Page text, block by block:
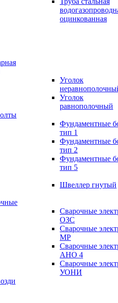
оцинкованная
Уголок
Уголок
равнополочный
Фундаментные
тип 1
Фундаментные
тип 2
Фундаментные
тип 5
Швеллер гнутый
Сварочные
ОЗС
Сварочные
МР
Сварочные
АНО 4
Сварочные
УОНИ